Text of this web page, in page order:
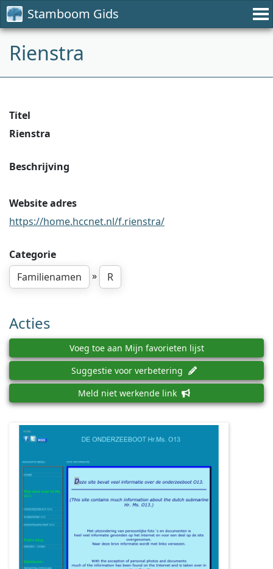
Stamboom Gids
Rienstra
Titel
Rienstra
Beschrijving
Website adres
https://home.hccnet.nl/f.rienstra/
Categorie
Familienamen
» R
Acties
Voeg toe aan Mijn favorieten lijst
Suggestie voor verbetering
Meld niet werkende link